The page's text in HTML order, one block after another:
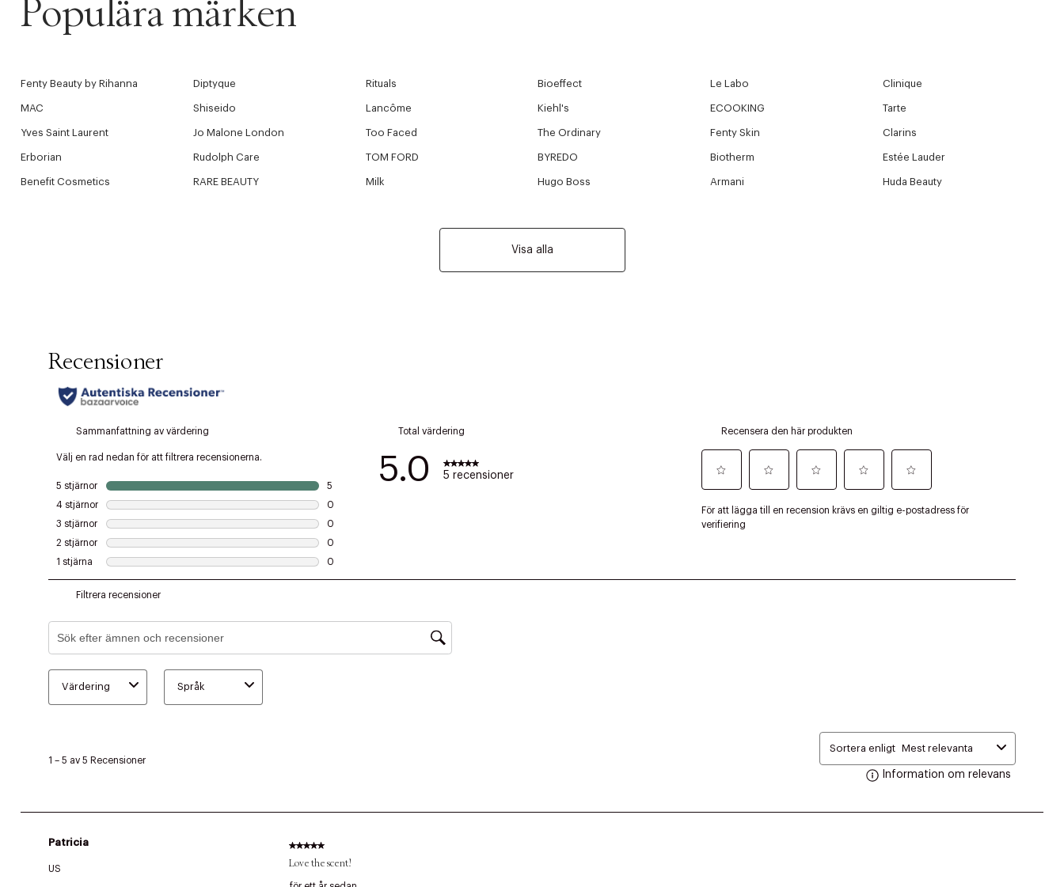
Populära märken
Fenty Beauty by Rihanna Diptyque Rituals Bioeffect Le Labo Clinique
MAC Shiseido Lancôme Kiehl's ECOOKING Tarte
Yves Saint Laurent Jo Malone London Too Faced The Ordinary Fenty Skin Clarins
Erborian Rudolph Care TOM FORD BYREDO Biotherm Estée Lauder
Benefit Cosmetics RARE BEAUTY Milk Hugo Boss Armani Huda Beauty
Visa alla